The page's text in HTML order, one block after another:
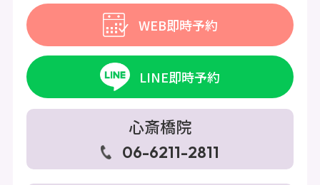
LINE即時予約
WEB即時予約
心斎橋院
06-6211-2811